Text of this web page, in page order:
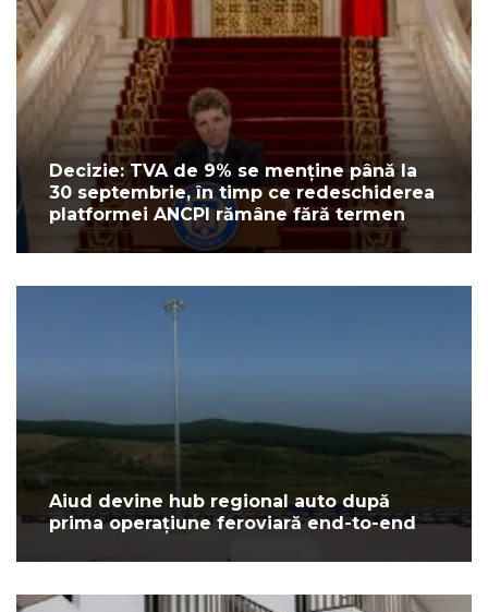
Decizie: TVA de 9% se menține până la
30 septembrie, în timp ce redeschiderea
platformei ANCPI rămâne fără termen
Aiud devine hub regional auto după
prima operațiune feroviară end-to-end